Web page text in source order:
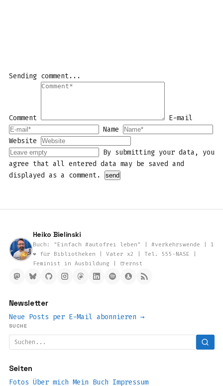
Sending comment...
Comment
E-mail
Name
Website
By submitting your data, you
agree that all entered data may be saved and
displayed as a comment.
Heiko Bielinski
Buch: "Einfach #autofrei leben" | #verkehrswende | 1
❤️ für Bibliotheken | Vater x2 | Tel. 555-NASE |
Feminist in Ausbildung | 🍺ernst
Newsletter
Neue Posts per E-Mail abonnieren →
SUCHE
Seiten
Fotos Über mich Mein Buch Impressum